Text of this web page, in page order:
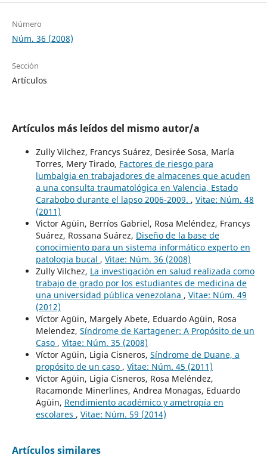
Número
Núm. 36 (2008)
Sección
Artículos
Artículos más leídos del mismo autor/a
Zully Vilchez, Francys Suárez, Desirée Sosa, María
Torres, Mery Tirado, Factores de riesgo para
lumbalgia en trabajadores de almacenes que acuden
a una consulta traumatológica en Valencia, Estado
Carabobo durante el lapso 2006-2009. , Vitae: Núm. 48
(2011)
Victor Agüin, Berríos Gabriel, Rosa Meléndez, Francys
Suárez, Rossana Suárez, Diseño de la base de
conocimiento para un sistema informático experto en
patologia bucal , Vitae: Núm. 36 (2008)
Zully Vilchez, La investigación en salud realizada como
trabajo de grado por los estudiantes de medicina de
una universidad pública venezolana , Vitae: Núm. 49
(2012)
Víctor Agüin, Margely Abete, Eduardo Agüin, Rosa
Melendez, Síndrome de Kartagener: A Propósito de un
Caso , Vitae: Núm. 35 (2008)
Víctor Agüin, Ligia Cisneros, Síndrome de Duane, a
propósito de un caso , Vitae: Núm. 45 (2011)
Victor Agüin, Ligia Cisneros, Rosa Meléndez,
Racamonde Minerlines, Andrea Monagas, Eduardo
Agüin, Rendimiento académico y ametropía en
escolares , Vitae: Núm. 59 (2014)
Artículos similares